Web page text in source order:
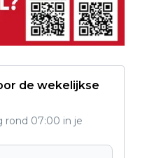
de wekelijkse
rond 07:00 in je